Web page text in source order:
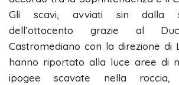
Gli scavi, avviati sin dalla
dell’ottocento grazie al
Castromediano con la direzione di
hanno riportato alla luce aree di
ipogee scavate nella roccia,